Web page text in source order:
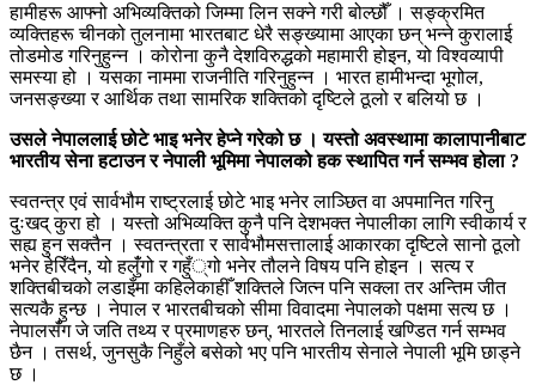
हामीहरू आफ्नो अभिव्यक्तिको जिम्मा लिन सक्ने गरी बोल्छौँ । सङ्क्रमित
व्यक्तिहरू चीनको तुलनामा भारतबाट धेरै सङ्ख्यामा आएका छन् भन्ने कुरालाई
तोडमोड गरिनुहुन्न । कोरोना कुनै देशविरुद्धको महामारी होइन, यो विश्वव्यापी
समस्या हो । यसका नाममा राजनीति गरिनुहुन्न । भारत हामीभन्दा भूगोल,
जनसङ्ख्या र आर्थिक तथा सामरिक शक्तिको दृष्टिले ठूलो र बलियो छ ।
उसले नेपाललाई छोटे भाइ भनेर हेप्ने गरेको छ । यस्तो अवस्थामा कालापानीबाट
भारतीय सेना हटाउन र नेपाली भूमिमा नेपालको हक स्थापित गर्न सम्भव होला ?
स्वतन्त्र एवं सार्वभौम राष्ट्रलाई छोटे भाइ भनेर लाञ्छित वा अपमानित गरिनु
दुःखद् कुरा हो । यस्तो अभिव्यक्ति कुनै पनि देशभक्त नेपालीका लागि स्वीकार्य र
सह्य हुन सक्तैन । स्वतन्त्रता र सार्वभौमसत्तालाई आकारका दृष्टिले सानो ठूलो
भनेर हेरिँदैन, यो हलुंँगो र गहुँ्गो भनेर तौलने विषय पनि होइन । सत्य र
शक्तिबीचको लडाइँमा कहिलेकाहीँ शक्तिले जित्न पनि सक्ला तर अन्तिम जीत
सत्यकै हुन्छ । नेपाल र भारतबीचको सीमा विवादमा नेपालको पक्षमा सत्य छ ।
नेपालसँंग जे जति तथ्य र प्रमाणहरु छन्, भारतले तिनलाई खण्डित गर्न सम्भव
छैन । तसर्थ, जुनसुकै निहुँले बसेको भए पनि भारतीय सेनाले नेपाली भूमि छाड्ने
छ ।